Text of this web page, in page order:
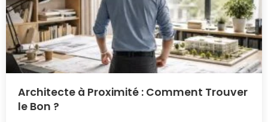
Architecte à Proximité : Comment Trouver
le Bon ?